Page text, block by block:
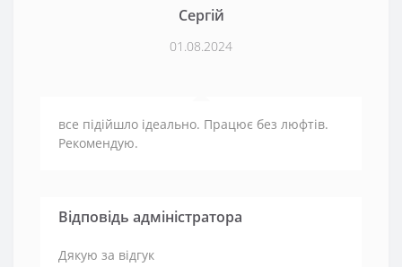
Сергій
01.08.2024
все підійшло ідеально. Працює без люфтів.
Рекомендую.
Відповідь адміністратора
Дякую за відгук